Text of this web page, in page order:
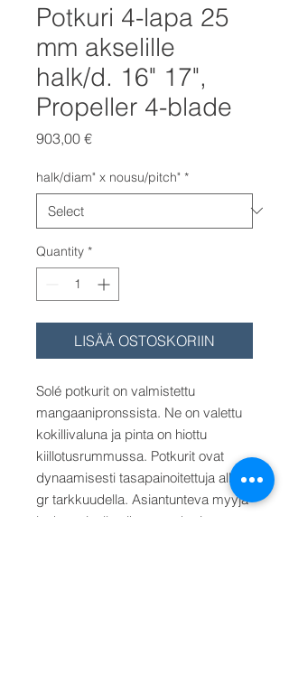
Potkuri 4-lapa 25
mm akselille
halk/d. 16" 17",
Propeller 4-blade
903,00 €Price
halk/diam" x nousu/pitch" *
Quantity *
LISÄÄ OSTOSKORIIN
Solé potkurit on valmistettu
mangaanipronssista. Ne on valettu
kokillivaluna ja pinta on hiottu
kiillotusrummussa. Potkurit ovat
dynaamisesti tasapainoitettuja alle 1
gr tarkkuudella. Asiantunteva myyjä
laskee sinulle oikean potkurin.